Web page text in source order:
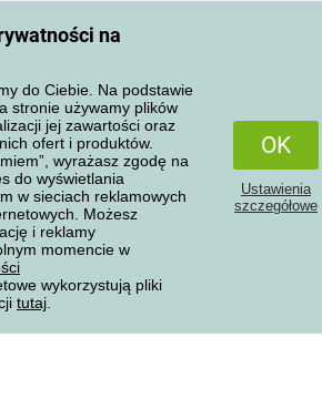
na
do Ciebie. Na podstawie
stronie używamy plików
jej zawartości oraz
ofert i produktów.
wyrażasz zgodę na
do wyświetlania
w sieciach reklamowych
Możesz
i reklamy
momencie w
wykorzystują pliki
tutaj
OK
Ustawienia
szczegółowe